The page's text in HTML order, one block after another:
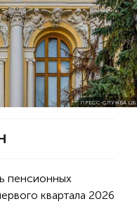
ПРЕСС-СЛУЖБА ЦБ
пенсионных
квартала 2026